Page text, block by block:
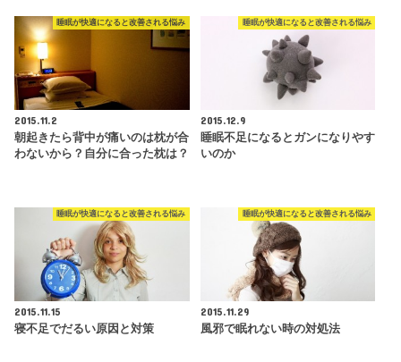
睡眠が快適になると改善される悩み
2015.11.2
朝起きたら背中が痛いのは枕が合
わないから？自分に合った枕は？
睡眠が快適になると改善される悩み
2015.12.9
睡眠不足になるとガンになりやす
いのか
睡眠が快適になると改善される悩み
2015.11.15
寝不足でだるい原因と対策
睡眠が快適になると改善される悩み
2015.11.29
風邪で眠れない時の対処法